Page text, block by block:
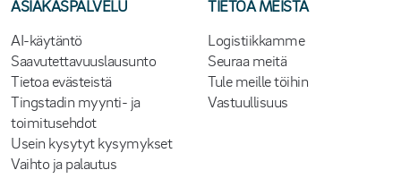
ASIAKASPALVELU
AI-käytäntö
Saavutettavuuslausunto
Tietoa evästeistä
Tingstadin myynti- ja
toimitusehdot
Usein kysytyt kysymykset
Vaihto ja palautus
TIETOA MEISTÄ
Logistiikkamme
Seuraa meitä
Tule meille töihin
Vastuullisuus